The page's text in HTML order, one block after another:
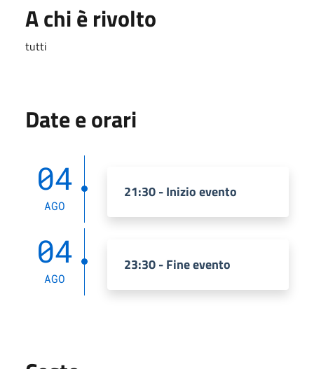
A chi è rivolto
tutti
Date e orari
04
AGO
21:30 - Inizio evento
04
AGO
23:30 - Fine evento